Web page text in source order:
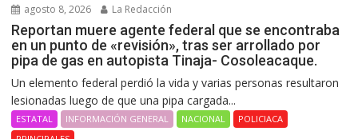
agosto 8, 2026 La Redacción
Reportan muere agente federal que se encontraba
en un punto de «revisión», tras ser arrollado por
pipa de gas en autopista Tinaja- Cosoleacaque.
Un elemento federal perdió la vida y varias personas resultaron
lesionadas luego de que una pipa cargada...
ESTATAL INFORMACIÓN GENERAL NACIONAL
POLICIACA